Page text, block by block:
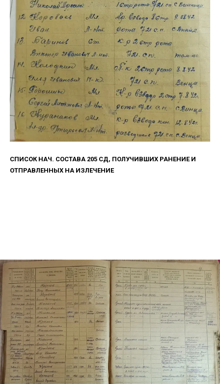
СПИСОК НАЧ. СОСТАВА 205 СД, ПОЛУЧИВШИХ РАНЕНИЕ И
ОТПРАВЛЕННЫХ НА ИЗЛЕЧЕНИЕ